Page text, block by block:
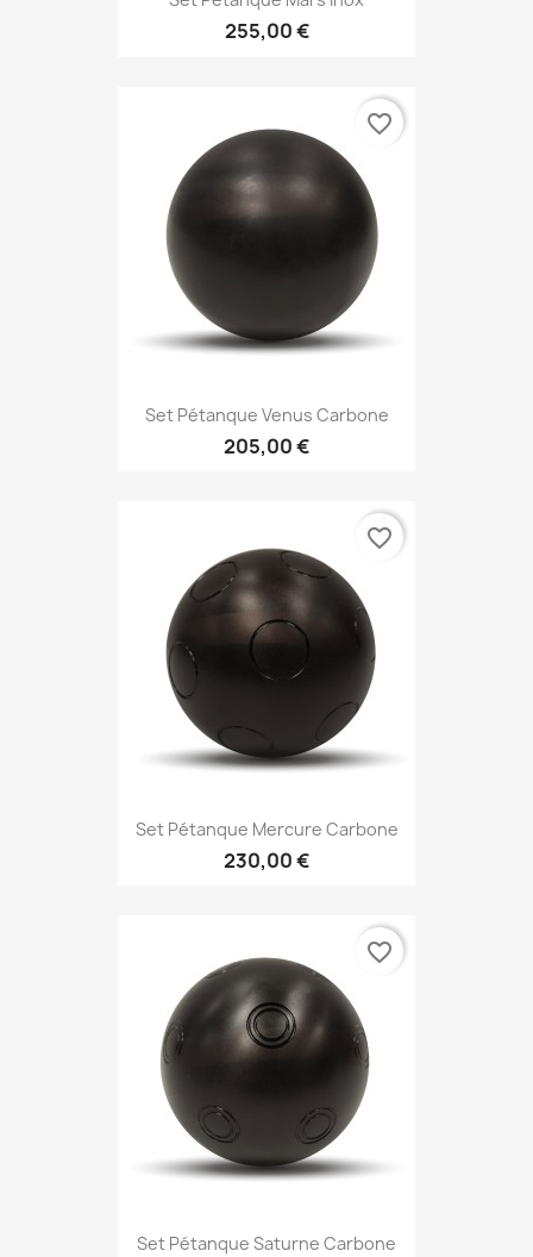
255,00 €
Set Pétanque Venus Carbone
205,00 €
favorite_border
Set Pétanque Mercure Carbone
230,00 €
favorite_border
Set Pétanque Saturne Carbone
favorite_border